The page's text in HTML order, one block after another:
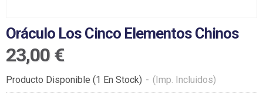
Oráculo Los Cinco Elementos Chinos
23,00 €
Producto Disponible (1 En Stock) - (Imp. Incluidos)